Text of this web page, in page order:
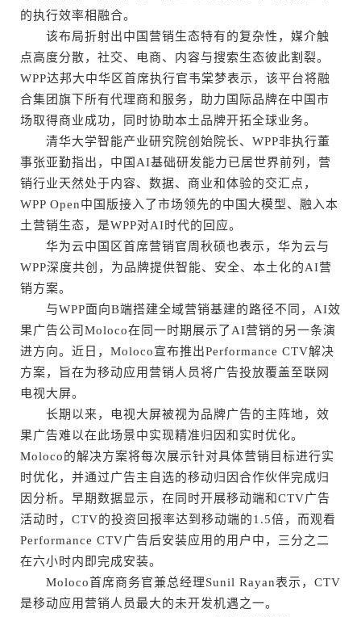
的执行效率相融合。
该布局折射出中国营销生态特有的复杂性，媒介触
点高度分散，社交、电商、内容与搜索生态彼此割裂。
WPP达邦大中华区首席执行官韦棠梦表示，该平台将融
合集团旗下所有代理商和服务，助力国际品牌在中国市
场取得商业成功，同时协助本土品牌开拓全球业务。
清华大学智能产业研究院创始院长、WPP非执行董
事张亚勤指出，中国AI基础研发能力已居世界前列，营
销行业天然处于内容、数据、商业和体验的交汇点，
WPP Open中国版接入了市场领先的中国大模型、融入本
土营销生态，是WPP对AI时代的回应。
华为云中国区首席营销官周秋硕也表示，华为云与
WPP深度共创，为品牌提供智能、安全、本土化的AI营
销方案。
与WPP面向B端搭建全域营销基建的路径不同，AI效
果广告公司Moloco在同一时期展示了AI营销的另一条演
进方向。近日，Moloco宣布推出Performance CTV解决
方案，旨在为移动应用营销人员将广告投放覆盖至联网
电视大屏。
长期以来，电视大屏被视为品牌广告的主阵地，效
果广告难以在此场景中实现精准归因和实时优化。
Moloco的解决方案将每次展示针对具体营销目标进行实
时优化，并通过广告主自选的移动归因合作伙伴完成归
因分析。早期数据显示，在同时开展移动端和CTV广告
活动时，CTV的投资回报率达到移动端的1.5倍，而观看
Performance CTV广告后安装应用的用户中，三分之二
在六小时内即完成安装。
Moloco首席商务官兼总经理Sunil Rayan表示，CTV
是移动应用营销人员最大的未开发机遇之一。